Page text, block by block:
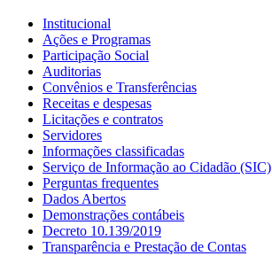
Institucional
Ações e Programas
Participação Social
Auditorias
Convênios e Transferências
Receitas e despesas
Licitações e contratos
Servidores
Informações classificadas
Serviço de Informação ao Cidadão (SIC)
Perguntas frequentes
Dados Abertos
Demonstrações contábeis
Decreto 10.139/2019
Transparência e Prestação de Contas